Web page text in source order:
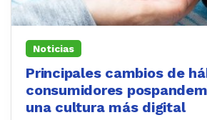
Noticias
Principales cambios de
consumidores
una cultura más digital